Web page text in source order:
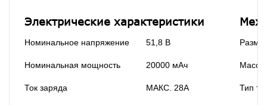
Электрические характеристики
Номинальное напряжение 51,8 В
Номинальная мощность 20000 мАч Масса
Ток заряда МАКС. 28А Тип